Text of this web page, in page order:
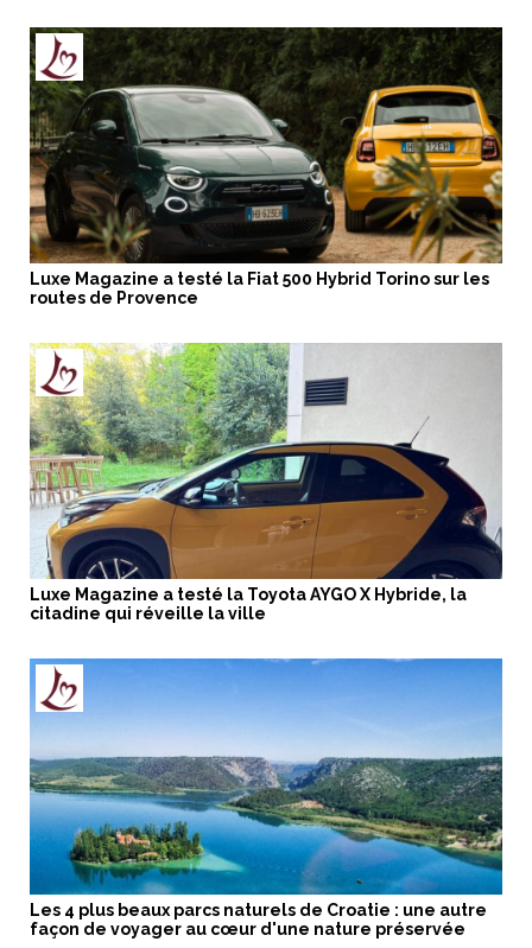
Luxe Magazine a testé la Fiat 500 Hybrid Torino sur les
routes de Provence
Luxe Magazine a testé la Toyota AYGO X Hybride, la
citadine qui réveille la ville
Les 4 plus beaux parcs naturels de Croatie : une autre
façon de voyager au cœur d'une nature préservée